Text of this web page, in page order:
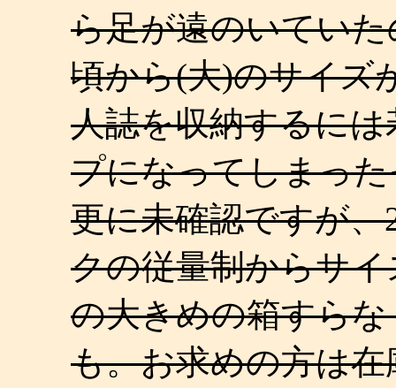
ら足が遠のいてい
頃から(大)のサイズ
人誌を収納するに
プになってしまっ
更に未確認ですが、
クの従量制からサ
の大きめの箱すら
も。お求めの方は